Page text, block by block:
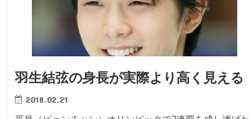
羽生結弦の身長が実際より高く見える
2018.02.21